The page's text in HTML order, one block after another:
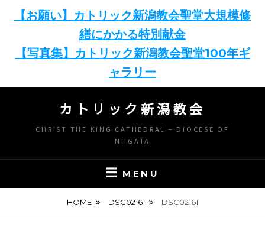
【お願い】カトリック新潟教会聖堂大規模修
繕にかかる特別献金
【写真集】カトリック新潟教会聖堂100年ギ
ャラリー
content
カトリック新潟教会
CHRIST THE KING CATHEDRAL – DIOCESE OF
NIIGATA
MENU
HOME DSC02161 DSC02161